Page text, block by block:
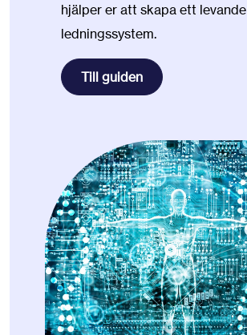
hjälper er att skapa ett levande
ledningssystem.
Till guiden